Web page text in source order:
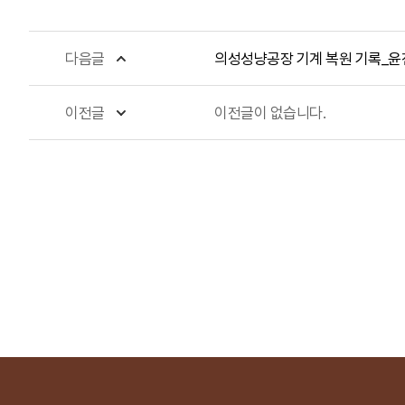
다음글 의성성냥공장 기계 복원 기록_윤
이전글 이전글이 없습니다.